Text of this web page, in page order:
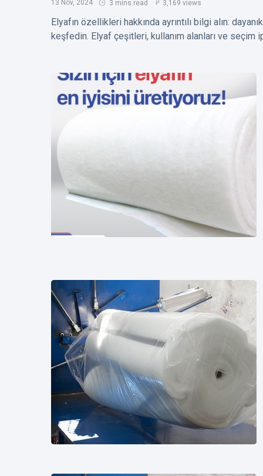
Tekstil
Trendlerini
Keşfedin
Aug,
views
Elyaf Modelleri
13 Nov, 2024 3 mins read 3,169 views
Elyafın özellikleri hakkında ayrıntılı bilgi alın:
keşfedin. Elyaf çeşitleri, kullanım alanları ve seçim